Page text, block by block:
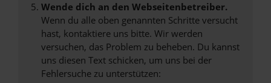
Wende dich an den Webseitenbetreiber.
Wenn du alle oben genannten Schritte versucht
hast, kontaktiere uns bitte. Wir werden
versuchen, das Problem zu beheben. Du kannst
uns diesen Text schicken, um uns bei der
Fehlersuche zu unterstützen: